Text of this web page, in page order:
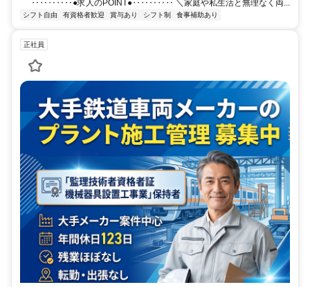
‥‥‥‥‥●求人のPOINT●‥‥‥‥‥ ＼家庭や私生活と無理なく両...
シフト自由 有資格者歓迎 賞与あり シフト制 食事補助あり
正社員